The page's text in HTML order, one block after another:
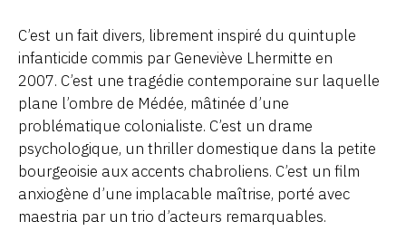
C’est un fait divers, librement inspiré du quintuple
infanticide commis par Geneviève Lhermitte en
2007. C’est une tragédie contemporaine sur laquelle
plane l’ombre de Médée, mâtinée d’une
problématique colonialiste. C’est un drame
psychologique, un thriller domestique dans la petite
bourgeoisie aux accents chabroliens. C’est un film
anxiogène d’une implacable maîtrise, porté avec
maestria par un trio d’acteurs remarquables.